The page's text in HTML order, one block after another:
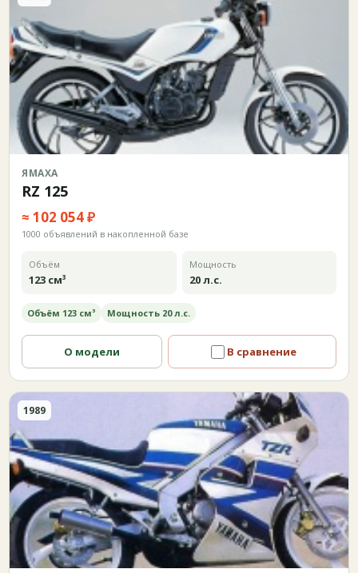
ЯМАХА
RZ 125
≈ 102 054 ₽
1000 объявлений в накопленной базе
Объём
123 см³
Мощность
20 л.с.
Объём 123 см³ Мощность 20 л.с.
О модели В сравнение
1989